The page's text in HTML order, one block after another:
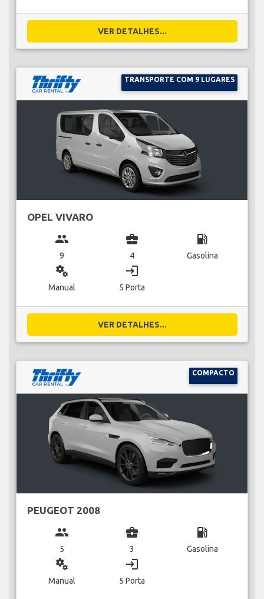
VER DETALHES...
TRANSPORTE COM 9 LUGARES
OPEL VIVARO
group
9
business_center
4
local_gas_station
Gasolina
miscellaneous_services
Manual
login
5 Porta
VER DETALHES...
COMPACTO
PEUGEOT 2008
group
5
business_center
3
local_gas_station
Gasolina
miscellaneous_services
Manual
login
5 Porta